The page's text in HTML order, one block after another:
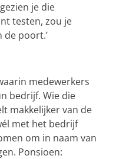
je die
testen, zou je
de poort.’
medewerkers
bedrijf. Wie die
makkelijker van de
met het bedrijf
om in naam van
Ponsioen: